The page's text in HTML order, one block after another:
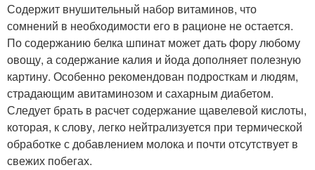
Содержит внушительный набор витаминов, что
сомнений в необходимости его в рационе не остается.
По содержанию белка шпинат может дать фору любому
овощу, а содержание калия и йода дополняет полезную
картину. Особенно рекомендован подросткам и людям,
страдающим авитаминозом и сахарным диабетом.
Следует брать в расчет содержание щавелевой кислоты,
которая, к слову, легко нейтрализуется при термической
обработке с добавлением молока и почти отсутствует в
свежих побегах.